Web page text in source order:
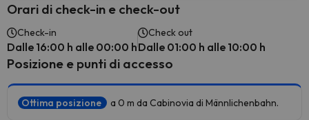
Orari di check-in e check-out
Check-in
Dalle 16:00 h alle 00:00 h
Check out
Dalle 01:00 h alle 10:00 h
Posizione e punti di accesso
Ottima posizione a 0 m da Cabinovia di Männlichenbahn.